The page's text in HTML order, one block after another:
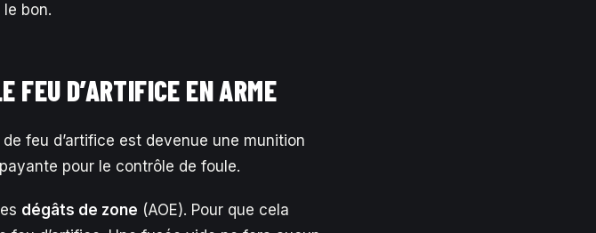
bon.
FEU D’ARTIFICE EN ARME
feu d’artifice est devenue une munition
pour le contrôle de foule.
dégâts de zone (AOE). Pour que cela